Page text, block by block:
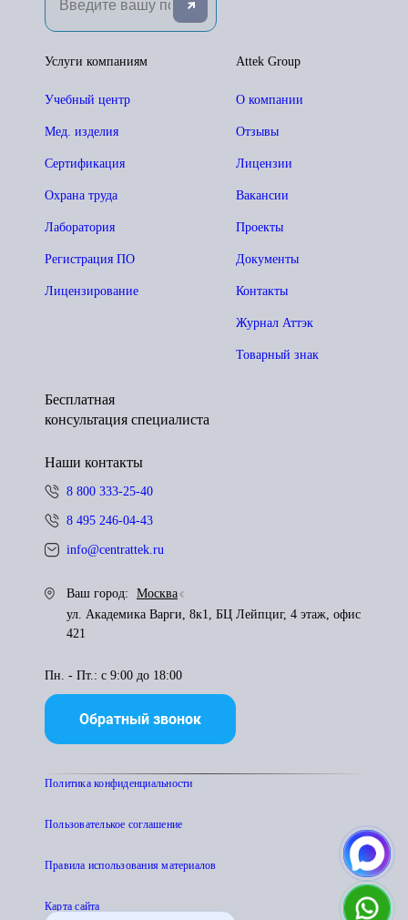
Attek Group
О компании
Отзывы
Лицензии
Вакансии
Проекты
Документы
Контакты
Журнал Аттэк
Товарный знак
Услуги компаниям
Учебный центр
Мед. изделия
Сертификация
Охрана труда
Лаборатория
Регистрация ПО
Лицензирование
Бесплатная
консультация специалиста
Наши контакты
8 800 333-25-40
8 495 246-04-43
info@centrattek.ru
Ваш город:
Москва
ул. Академика Варги, 8к1, БЦ Лейпциг, 4 этаж, офис
421
Пн. - Пт.: с 9:00 до 18:00
Обратный звонок
Политика конфиденциальности
Пользователькое соглашение
Правила использования материалов
Карта сайта